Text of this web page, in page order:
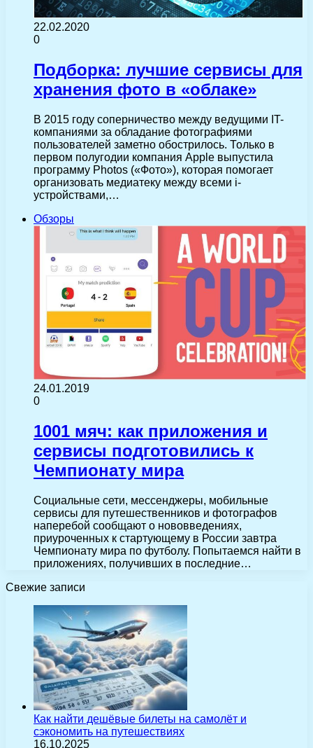
22.02.2020
0
Подборка: лучшие сервисы для
хранения фото в «облаке»
В 2015 году соперничество между ведущими IT-
компаниями за обладание фотографиями
пользователей заметно обострилось. Только в
первом полугодии компания Apple выпустила
программу Photos («Фото»), которая помогает
организовать медиатеку между всеми i-
устройствами,…
Обзоры
24.01.2019
0
1001 мяч: как приложения и
сервисы подготовились к
Чемпионату мира
Социальные сети, мессенджеры, мобильные
сервисы для путешественников и фотографов
наперебой сообщают о нововведениях,
приуроченных к стартующему в России завтра
Чемпионату мира по футболу. Попытаемся найти в
приложениях, получивших в последние…
Свежие записи
Как найти дешёвые билеты на самолёт и
сэкономить на путешествиях
16.10.2025